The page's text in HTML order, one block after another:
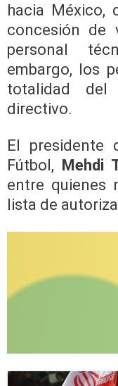
hacia México,
concesión de
personal
embargo, los
totalidad del
directivo.
El presidente
Fútbol, Mehdi
entre quienes
lista de